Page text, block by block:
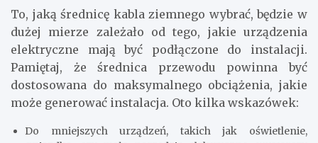
To, jaką średnicę kabla ziemnego wybrać, będzie w
dużej mierze zależało od tego, jakie urządzenia
elektryczne mają być podłączone do instalacji.
Pamiętaj, że średnica przewodu powinna być
dostosowana do maksymalnego obciążenia, jakie
może generować instalacja. Oto kilka wskazówek:
Do mniejszych urządzeń, takich jak oświetlenie,